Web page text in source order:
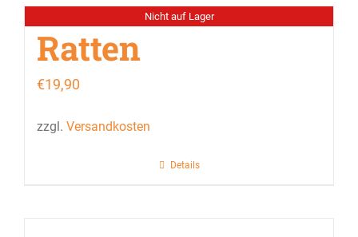
Nicht auf Lager
Ratten
€19,90
zzgl. Versandkosten
Details